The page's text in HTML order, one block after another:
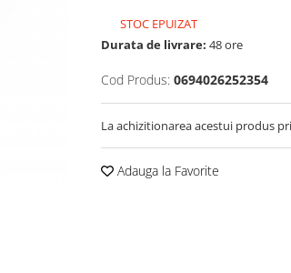
STOC EPUIZAT
Durata de livrare: 48 ore
Cod Produs: 0694026252354
La achizitionarea acestui produs
Adauga la Favorite